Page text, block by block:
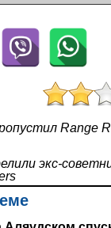
Range
экс-